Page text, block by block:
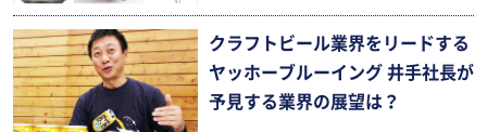
クラフトビール業界をリードする
ヤッホーブルーイング 井手社長が
予見する業界の展望は？